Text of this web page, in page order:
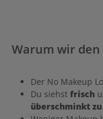
Warum wir den
Der No Makeup
Du siehst frisch
überschminkt